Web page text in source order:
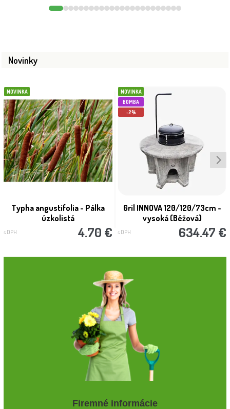
Novinky
NOVINKA
Typha angustifolia - Pálka
úzkolistá
s DPH 4.70 €
NOVINKA
BOMBA
-2%
Gril INNOVA 120/120/73cm -
vysoká (Béžová)
s DPH 634.47 €
Firemné informácie